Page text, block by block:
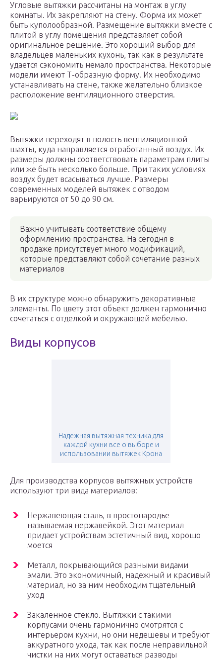
Угловые вытяжки рассчитаны на монтаж в углу
комнаты. Их закрепляют на стену. Форма их может
быть куполообразной. Размещение вытяжки вместе с
плитой в углу помещения представляет собой
оригинальное решение. Это хороший выбор для
владельцев маленьких кухонь, так как в результате
удается сэкономить немало пространства. Некоторые
модели имеют Т-образную форму. Их необходимо
устанавливать на стене, также желательно близкое
расположение вентиляционного отверстия.
Вытяжки переходят в полость вентиляционной
шахты, куда направляется отработанный воздух. Их
размеры должны соответствовать параметрам плиты
или же быть несколько больше. При таких условиях
воздух будет всасываться лучше. Размеры
современных моделей вытяжек с отводом
варьируются от 50 до 90 см.
Важно учитывать соответствие общему
оформлению пространства. На сегодня в
продаже присутствует много модификаций,
которые представляют собой сочетание разных
материалов
В их структуре можно обнаружить декоративные
элементы. По цвету этот объект должен гармонично
сочетаться с отделкой и окружающей мебелью.
Виды корпусов
Надежная вытяжная техника для
каждой кухни все о выборе и
использовании вытяжек Крона
Для производства корпусов вытяжных устройств
используют три вида материалов:
Нержавеющая сталь, в простонародье
называемая нержавейкой. Этот материал
придает устройствам эстетичный вид, хорошо
моется
Металл, покрывающийся разными видами
эмали. Это экономичный, надежный и красивый
материал, но за ним необходим тщательный
уход
Закаленное стекло. Вытяжки с такими
корпусами очень гармонично смотрятся с
интерьером кухни, но они недешевы и требуют
аккуратного ухода, так как после неправильной
чистки на них могут оставаться разводы